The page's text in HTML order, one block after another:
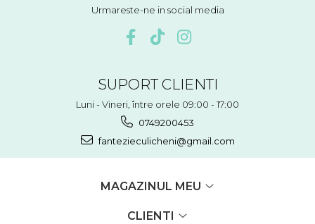
Urmareste-ne in social media
SUPORT CLIENTI
Luni - Vineri, între orele 09:00 - 17:00
0749200453
fantezieculicheni@gmail.com
MAGAZINUL MEU
CLIENTI